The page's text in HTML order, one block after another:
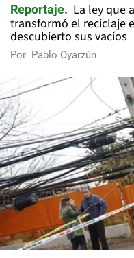
Reportaje
La ley que
transformó el reciclaje
descubierto sus vacíos
Por Pablo Oyarzún